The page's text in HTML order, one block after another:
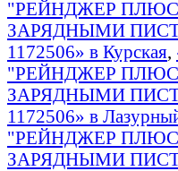
"РЕЙНДЖЕР ПЛЮС
ЗАРЯДНЫМИ
1172506» в Курская,
"РЕЙНДЖЕР ПЛЮС
ЗАРЯДНЫМИ
1172506» в
"РЕЙНДЖЕР ПЛЮС
ЗАРЯДНЫМИ